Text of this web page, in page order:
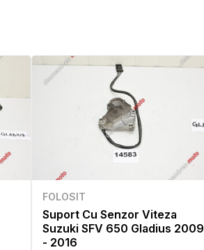
FOLOSIT
Suport Cu Senzor Viteza
Suzuki SFV 650 Gladius 2009
- 2016